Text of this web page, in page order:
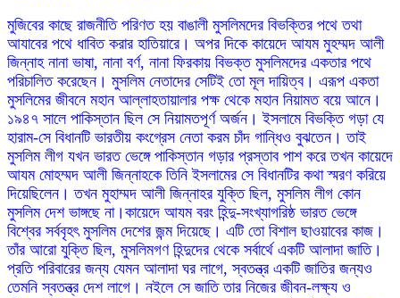
মুজিবের কাছে রাজনীতি পরিণত হয় বাঙালী মুসলিমদের বিভক্তির পথে তথা
আযাবের পথে ধাবিত করার হাতিয়ারে। অপর দিকে কায়েদে আযম মুহম্মদ আলী
জিন্নাহ নানা ভাষা, নানা বর্ণ, নানা ফিরকায় বিভক্ত মুসলিমদের একতার পথে
পরিচালিত করেছেন। মুসলিম নেতাদের সেটিই তো মূল দায়িত্ব। এরূপ একতা
মুসলিমের জীবনে মহান আল্লাহতায়ালার পক্ষ থেকে মহান নিয়ামত বয়ে আনে।
১৯৪৭ সালে পাকিস্তান ছিল সে নিয়ামতপূর্ণ অর্জন। ইসলামে বিভক্তি গড়া যে
হারাম-সে বিধানটি ভারতীয় কংগ্রেস নেতা করম চাঁদ গান্ধিও বুঝতেন। তাই
মুসলিম লীগ যখন ভারত ভেঙ্গে পাকিস্তান গড়ার প্রস্তাব পাশ করে তখন কায়েদে
আযম মোহম্মদ আলী জিন্নাহকে তিনি ইসলামের সে বিধানটির কথা স্মরণ করিয়ে
দিয়েছিলেন। তখন মুহাম্মদ আলী জিন্নাহর যুক্তি ছিল, মুসলিম লীগ কোন
মুসলিম দেশ ভাঙ্গছে না।কায়েদে আযম বরং হিন্দু-সংখ্যাগরিষ্ঠ ভারত ভেঙ্গে
বিশ্বের সর্ববৃহৎ মুসলিম দেশের জন্ম দিয়েছে। এটি তো বিশাল ছাওয়াবের কাজ।
তাঁর আরো যুক্তি ছিল, মুসলিমগণ হিন্দুদের থেকে সর্বার্থে একটি আলাদা জাতি।
প্রতি পরিবারের জন্য যেমন আলাদা ঘর লাগে, স্বতন্ত্র একটি জাতির জন্যও
তেমনি স্বতন্ত্র দেশ লাগে। নইলে সে জাতি তার নিজের জীবন-লক্ষ্য ও